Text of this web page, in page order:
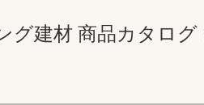
グ建材 商品カタログ